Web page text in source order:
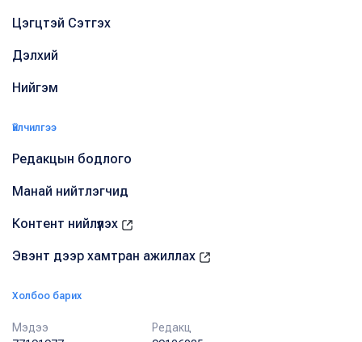
Цэгцтэй Сэтгэх
Дэлхий
Нийгэм
Үйлчилгээ
Редакцын бодлого
Манай нийтлэгчид
Контент нийлүүлэх
Эвэнт дээр хамтран ажиллах
Холбоо барих
Мэдээ
Редакц